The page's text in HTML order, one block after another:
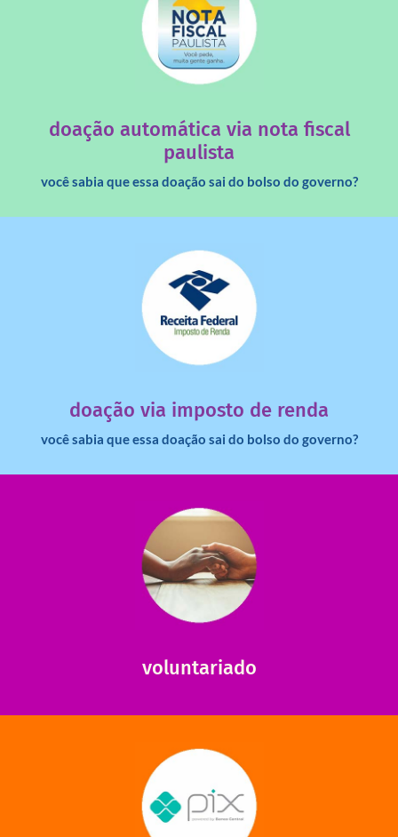
doação automática via nota fiscal
paulista
você sabia que essa doação sai do bolso do governo?
saiba mais
doação via imposto de renda
você sabia que essa doação sai do bolso do governo?
dinheiro deixa de ir para o governo?
saiba mais
voluntariado
ajudar com certos assuntos. Entre em contato conosco e
saiba como nos ajudar.
saiba mais
saiba mais